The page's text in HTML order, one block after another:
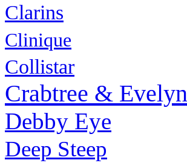
Clarins
Clinique
Collistar
Crabtree & Evelyn
Debby Eye
Deep Steep